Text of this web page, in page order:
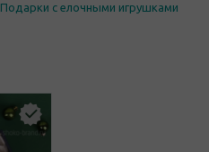
Подарки с елочными игрушками